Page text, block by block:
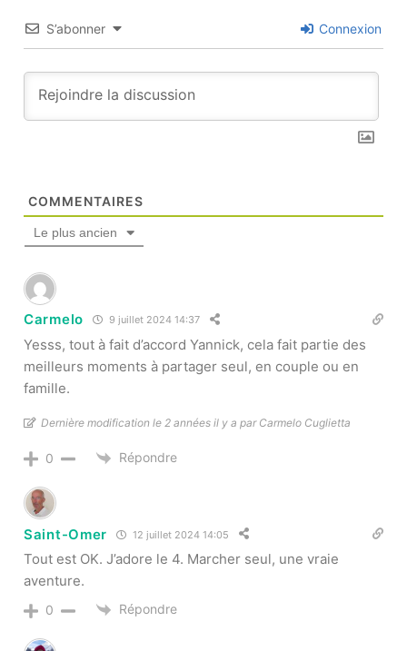
S’abonner Connexion
COMMENTAIRES
Le plus ancien
Carmelo 9 juillet 2024 14:37
Yesss, tout à fait d’accord Yannick, cela fait partie des
meilleurs moments à partager seul, en couple ou en
famille.
Dernière modification le 2 années il y a par Carmelo Cuglietta
0 Répondre
Saint-Omer 12 juillet 2024 14:05
Tout est OK. J’adore le 4. Marcher seul, une vraie
aventure.
0 Répondre